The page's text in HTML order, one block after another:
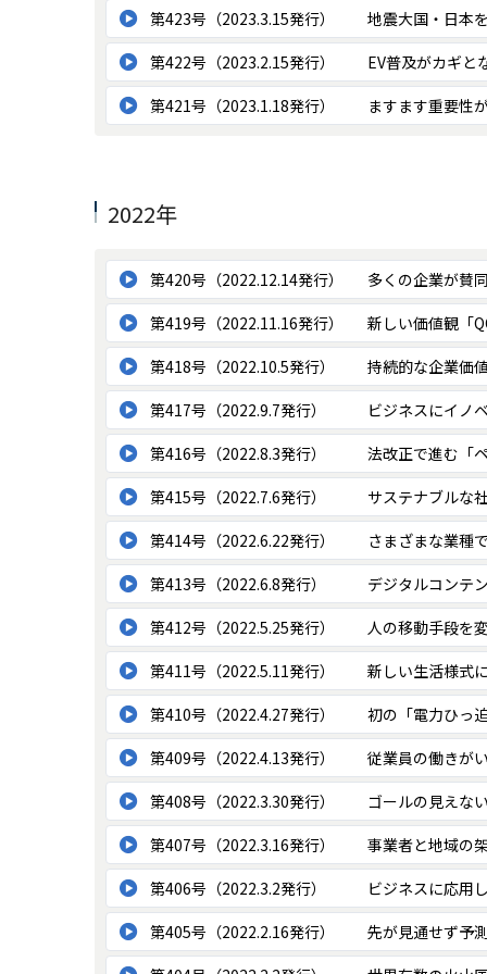
第423号（2023.3.15発行）
地震大国・日本
第422号（2023.2.15発行）
EV普及がカギと
第421号（2023.1.18発行）
ますます重要性
2022年
第420号（2022.12.14発行）
多くの企業が賛
第419号（2022.11.16発行）
新しい価値観「
第418号（2022.10.5発行）
持続的な企業価
第417号（2022.9.7発行）
ビジネスにイノ
第416号（2022.8.3発行）
法改正で進む「
第415号（2022.7.6発行）
サステナブルな
第414号（2022.6.22発行）
さまざまな業種
第413号（2022.6.8発行）
デジタルコンテ
第412号（2022.5.25発行）
人の移動手段を
第411号（2022.5.11発行）
新しい生活様式
第410号（2022.4.27発行）
初の「電力ひっ
第409号（2022.4.13発行）
従業員の働きが
第408号（2022.3.30発行）
ゴールの見えな
第407号（2022.3.16発行）
事業者と地域の
第406号（2022.3.2発行）
ビジネスに応用
第405号（2022.2.16発行）
先が見通せず予